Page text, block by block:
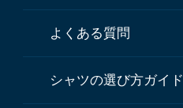
よくある質問
シャツの選び方ガイド